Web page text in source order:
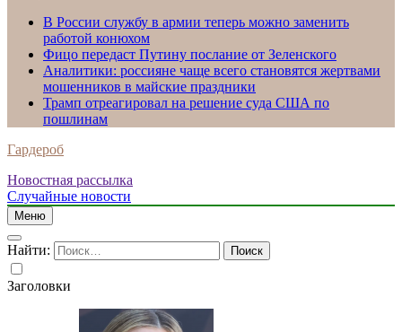
В России службу в армии теперь можно заменить
работой конюхом
Фицо передаст Путину послание от Зеленского
Аналитики: россияне чаще всего становятся жертвами
мошенников в майские праздники
Трамп отреагировал на решение суда США по
пошлинам
Гардероб
Новостная рассылка
Случайные новости
Меню
Найти:
Заголовки